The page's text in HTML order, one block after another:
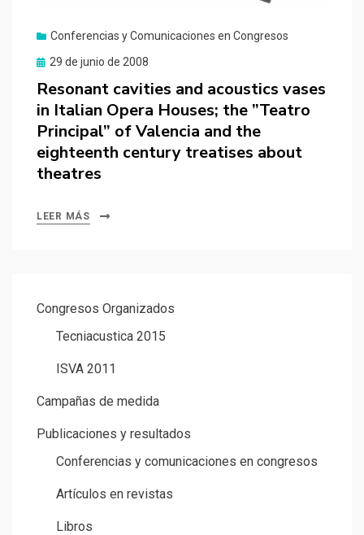
Conferencias y Comunicaciones en Congresos
Publicado
29 de junio de 2008
Resonant cavities and acoustics vases
in Italian Opera Houses; the ”Teatro
Principal” of Valencia and the
eighteenth century treatises about
theatres
LEER MÁS
Congresos Organizados
Tecniacustica 2015
ISVA 2011
Campañas de medida
Publicaciones y resultados
Conferencias y comunicaciones en congresos
Artículos en revistas
Libros